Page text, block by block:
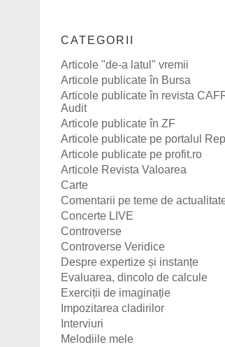
CATEGORII
Articole "de-a latul" vremii
Articole publicate în Bursa
Articole publicate în revista
Audit
Articole publicate în ZF
Articole publicate pe portalul
Articole publicate pe profit.ro
Articole Revista Valoarea
Carte
Comentarii pe teme de
Concerte LIVE
Controverse
Controverse Veridice
Despre expertize și instanțe
Evaluarea, dincolo de calcule
Exerciții de imaginație
Impozitarea cladirilor
Interviuri
Melodiile mele